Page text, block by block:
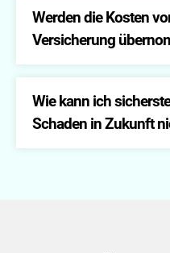
Schadens ab, daher ist
bemühen uns jedoch
effiziente Abwicklung.
Werden die Kosten
Versicherung
Dies hängt von Ihrer
unterstützen Sie jedoch
Wie kann ich
Schaden in Zukunft